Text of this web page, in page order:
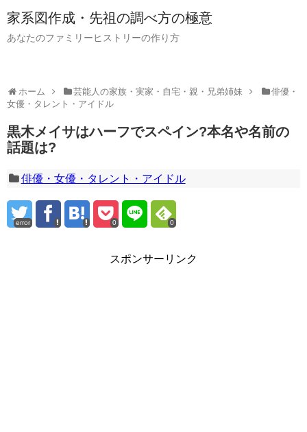
家系図作成・先祖の調べ方の極意
あなたのファミリーヒストリーの作り方
ホーム 芸能人の家族・実家・自宅・親・兄弟姉妹
俳優・
女優・タレント・アイドル
黒木メイサはハーフでスペイン?本名や名前の
話題は?
俳優・女優・タレント・アイドル
error 0 0
スポンサーリンク